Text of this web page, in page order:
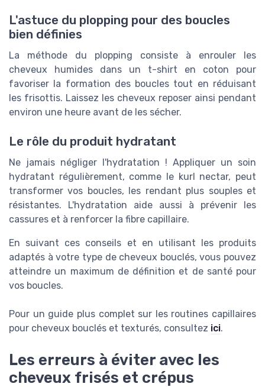
L'astuce du plopping pour des boucles
bien définies
La méthode du plopping consiste à enrouler les
cheveux humides dans un t-shirt en coton pour
favoriser la formation des boucles tout en réduisant
les frisottis. Laissez les cheveux reposer ainsi pendant
environ une heure avant de les sécher.
Le rôle du produit hydratant
Ne jamais négliger l'hydratation ! Appliquer un soin
hydratant régulièrement, comme le kurl nectar, peut
transformer vos boucles, les rendant plus souples et
résistantes. L'hydratation aide aussi à prévenir les
cassures et à renforcer la fibre capillaire.
En suivant ces conseils et en utilisant les produits
adaptés à votre type de cheveux bouclés, vous pouvez
atteindre un maximum de définition et de santé pour
vos boucles.
Pour un guide plus complet sur les routines capillaires
pour cheveux bouclés et texturés, consultez ici.
Les erreurs à éviter avec les
cheveux frisés et crépus